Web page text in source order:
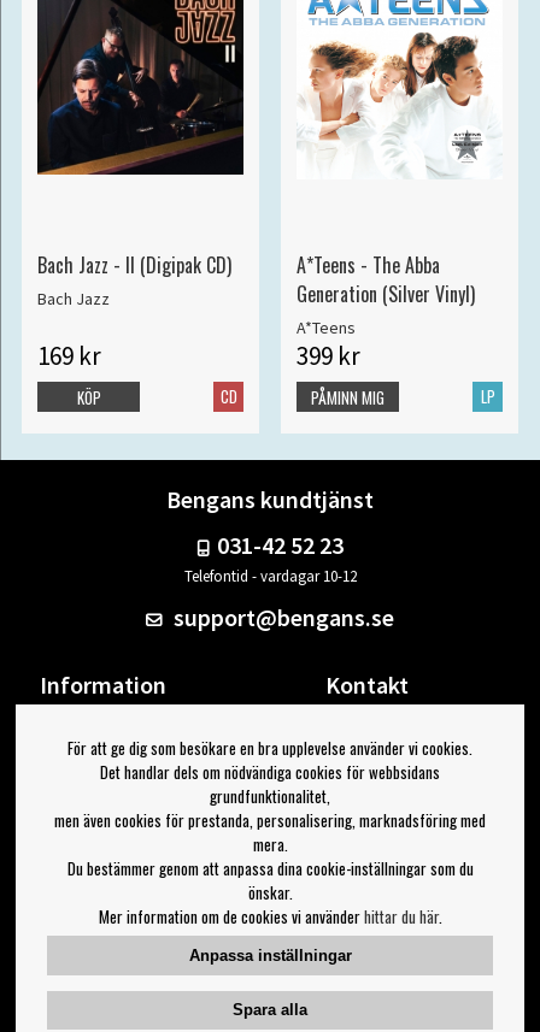
Bach Jazz - II (Digipak CD)
Bach Jazz
169 kr
CD
KÖP
A*Teens - The Abba
Generation (Silver Vinyl)
A*Teens
399 kr
LP
PÅMINN MIG
Bengans kundtjänst
031-42 52 23
Telefontid - vardagar 10-12
support@bengans.se
Information
Om Bengans
FAQ / Köp- & Leveransvillkor
Kontakt
Din sida
Logga ut
Jag vill ha tips från Bengans
Inställningar för nyhetsbrev
För att ge dig som besökare en bra upplevelse använder vi cookies.
Det handlar dels om nödvändiga cookies för webbsidans
grundfunktionalitet,
men även cookies för prestanda, personalisering, marknadsföring med
mera.
Du bestämmer genom att anpassa dina cookie-inställningar som du
önskar.
Mer information om de cookies vi använderhittar du här.
Anpassa inställningar
Spara alla